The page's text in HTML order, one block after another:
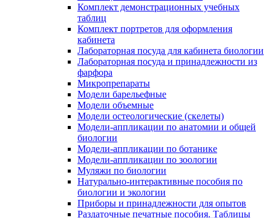
Комплект демонстрационных учебных
таблиц
Комплект портретов для оформления
кабинета
Лабораторная посуда для кабинета биологии
Лабораторная посуда и принадлежности из
фарфора
Микропрепараты
Модели барельефные
Модели объемные
Модели остеологические (скелеты)
Модели-аппликации по анатомии и общей
биологии
Модели-аппликации по ботанике
Модели-аппликации по зоологии
Муляжи по биологии
Натурально-интерактивные пособия по
биологии и экологии
Приборы и принадлежности для опытов
Раздаточные печатные пособия. Таблицы